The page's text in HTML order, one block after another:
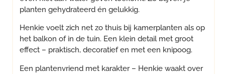
planten gehydrateerd én gelukkig.
Henkie voelt zich net zo thuis bij kamerplanten als op
het balkon of in de tuin. Een klein detail met groot
effect – praktisch, decoratief en met een knipoog.
Een plantenvriend met karakter – Henkie waakt over